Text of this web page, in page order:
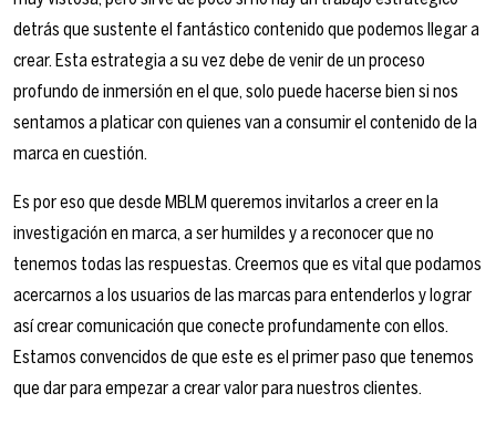
detrás que sustente el fantástico contenido que podemos llegar a
crear. Esta estrategia a su vez debe de venir de un proceso
profundo de inmersión en el que, solo puede hacerse bien si nos
sentamos a platicar con quienes van a consumir el contenido de la
marca en cuestión.
Es por eso que desde MBLM queremos invitarlos a creer en la
investigación en marca, a ser humildes y a reconocer que no
tenemos todas las respuestas. Creemos que es vital que podamos
acercarnos a los usuarios de las marcas para entenderlos y lograr
así crear comunicación que conecte profundamente con ellos.
Estamos convencidos de que este es el primer paso que tenemos
que dar para empezar a crear valor para nuestros clientes.